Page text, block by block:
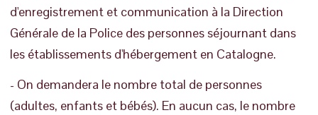
d'enregistrement et communication à la Direction
Générale de la Police des personnes séjournant dans
les établissements d'hébergement en Catalogne.
- On demandera le nombre total de personnes
(adultes, enfants et bébés). En aucun cas, le nombre